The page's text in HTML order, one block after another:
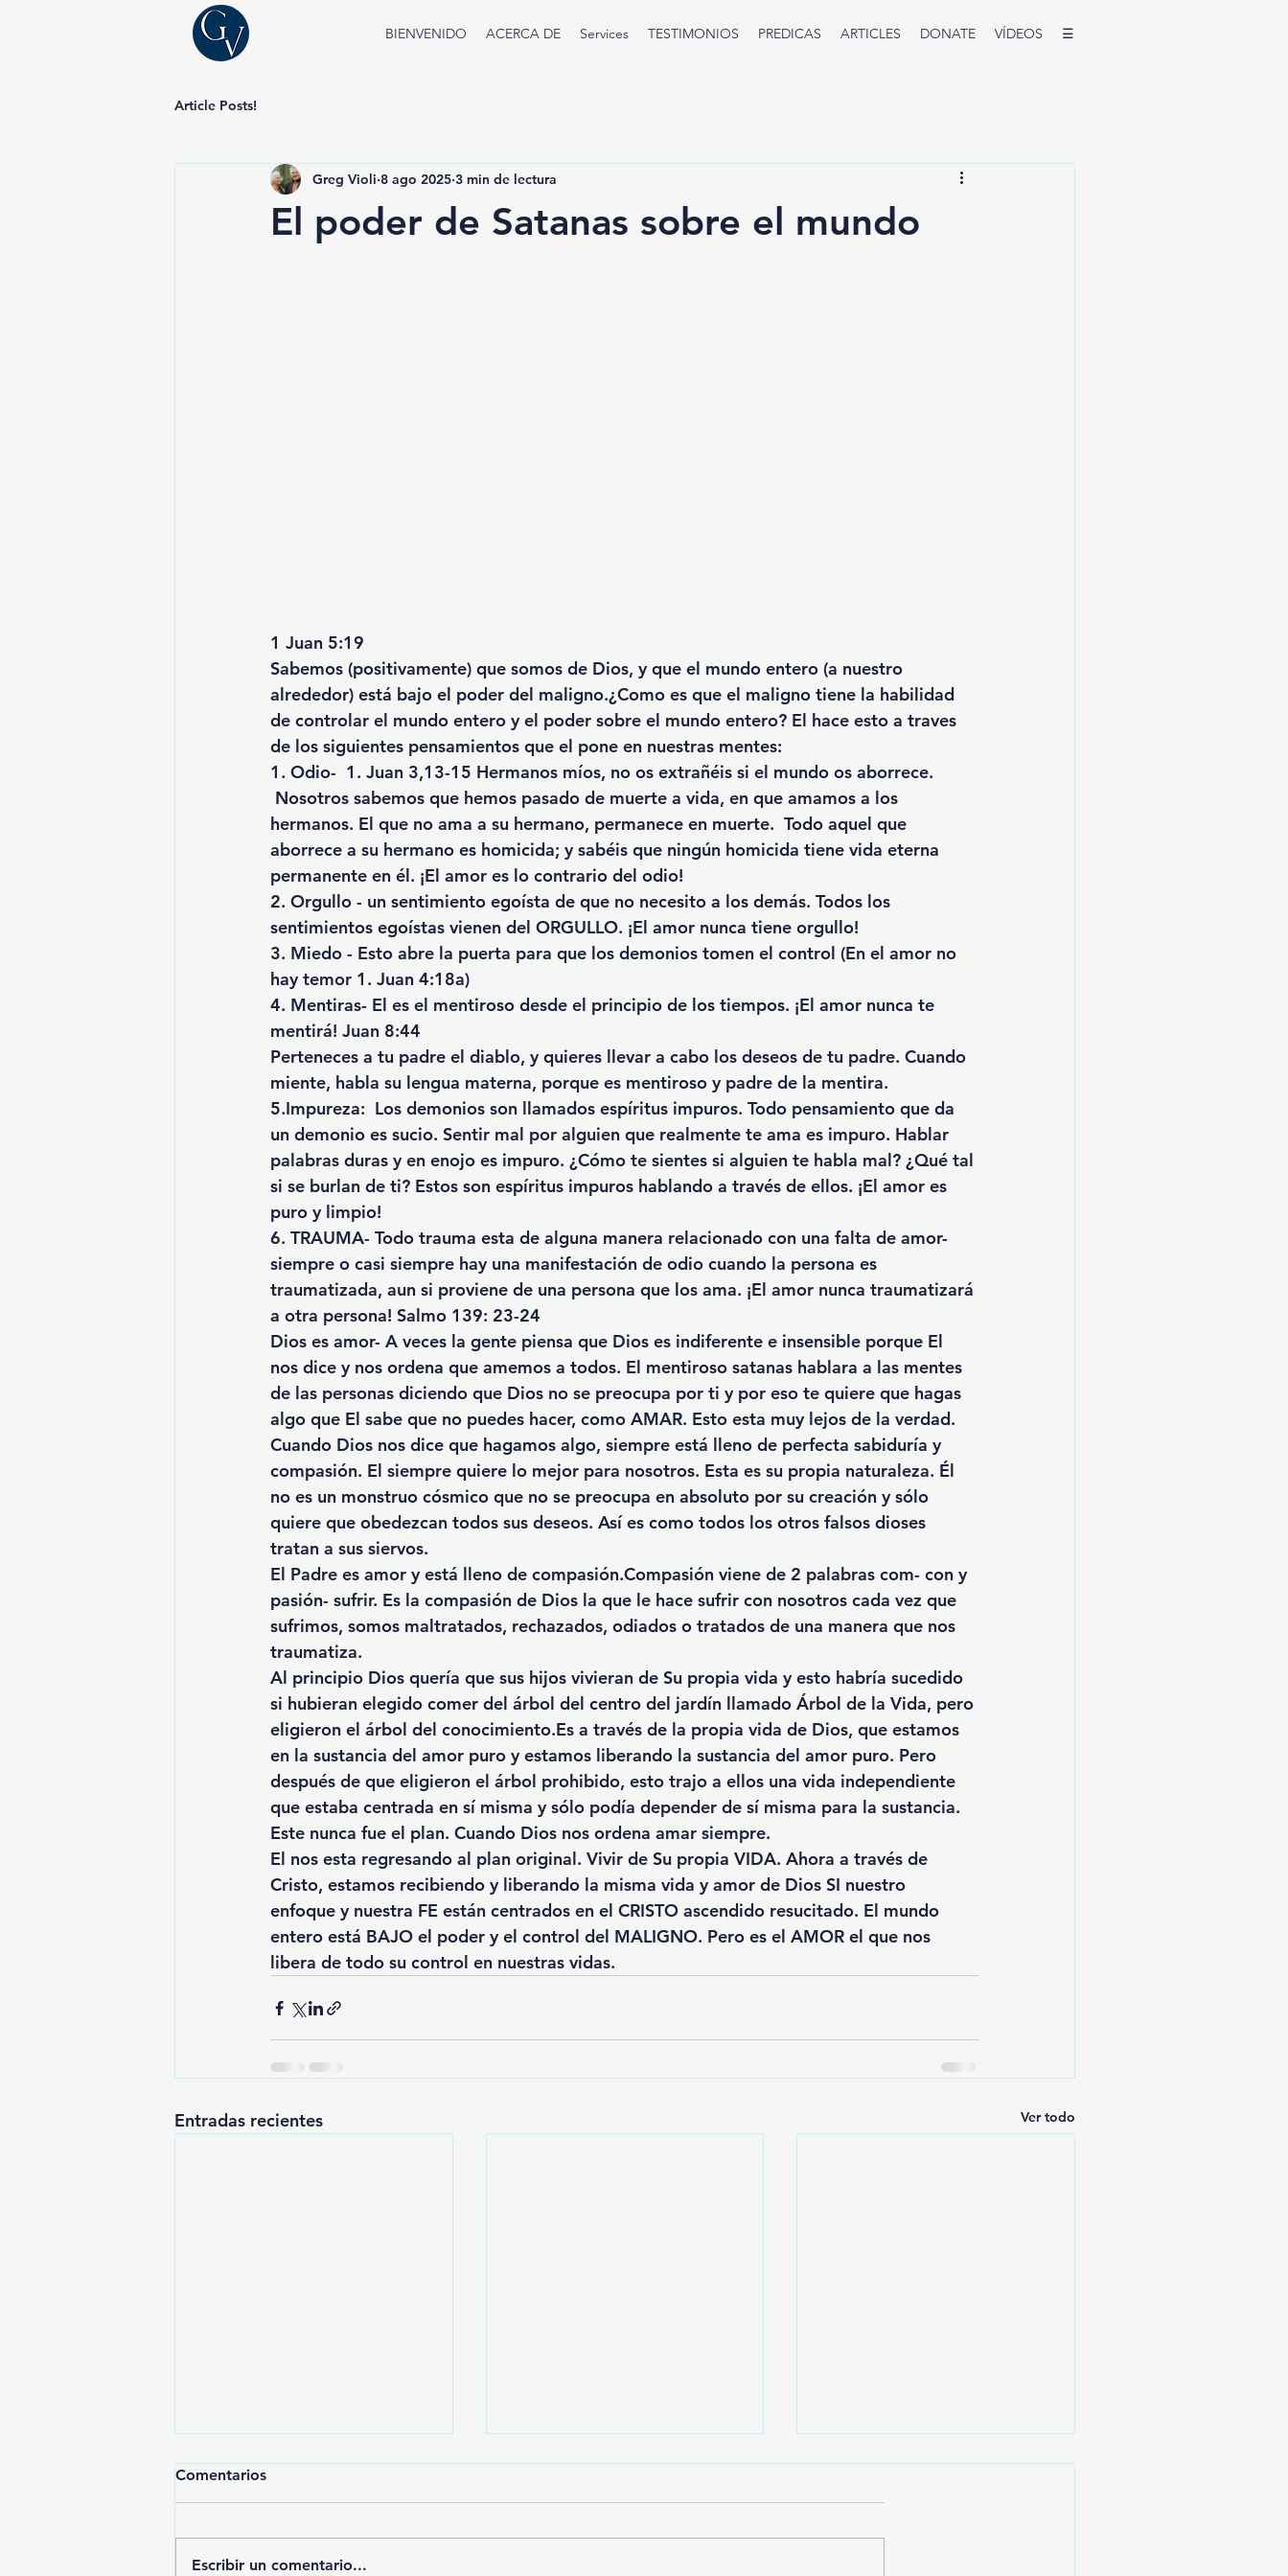
BIENVENIDO ACERCA DE Services TESTIMONIOS PREDICAS ARTICLES DONATE VÍDEOS ☰
Article Posts!
El poder de Satanas sobre el mundo
Greg Violi 8 ago 2025 3 min de lectura
1 Juan 5:19
Sabemos (positivamente) que somos de Dios, y que el mundo entero (a nuestro
alrededor) está bajo el poder del maligno.¿Como es que el maligno tiene la habilidad
de controlar el mundo entero y el poder sobre el mundo entero? El hace esto a traves
de los siguientes pensamientos que el pone en nuestras mentes:
1. Odio- 1. Juan 3,13-15 Hermanos míos, no os extrañéis si el mundo os aborrece.
Nosotros sabemos que hemos pasado de muerte a vida, en que amamos a los
hermanos. El que no ama a su hermano, permanece en muerte.  Todo aquel que
aborrece a su hermano es homicida; y sabéis que ningún homicida tiene vida eterna
permanente en él. ¡El amor es lo contrario del odio!
2. Orgullo - un sentimiento egoísta de que no necesito a los demás. Todos los
sentimientos egoístas vienen del ORGULLO. ¡El amor nunca tiene orgullo!
3. Miedo - Esto abre la puerta para que los demonios tomen el control (En el amor no
hay temor 1. Juan 4:18a)
4. Mentiras- El es el mentiroso desde el principio de los tiempos. ¡El amor nunca te
mentirá! Juan 8:44
Perteneces a tu padre el diablo, y quieres llevar a cabo los deseos de tu padre. Cuando
miente, habla su lengua materna, porque es mentiroso y padre de la mentira.
5.Impureza:  Los demonios son llamados espíritus impuros. Todo pensamiento que da
un demonio es sucio. Sentir mal por alguien que realmente te ama es impuro. Hablar
palabras duras y en enojo es impuro. ¿Cómo te sientes si alguien te habla mal? ¿Qué tal
si se burlan de ti? Estos son espíritus impuros hablando a través de ellos. ¡El amor es
puro y limpio!
6. TRAUMA- Todo trauma esta de alguna manera relacionado con una falta de amor-
siempre o casi siempre hay una manifestación de odio cuando la persona es
traumatizada, aun si proviene de una persona que los ama. ¡El amor nunca traumatizará
a otra persona! Salmo 139: 23-24
Dios es amor- A veces la gente piensa que Dios es indiferente e insensible porque El
nos dice y nos ordena que amemos a todos. El mentiroso satanas hablara a las mentes
de las personas diciendo que Dios no se preocupa por ti y por eso te quiere que hagas
algo que El sabe que no puedes hacer, como AMAR. Esto esta muy lejos de la verdad.
Cuando Dios nos dice que hagamos algo, siempre está lleno de perfecta sabiduría y
compasión. El siempre quiere lo mejor para nosotros. Esta es su propia naturaleza. Él
no es un monstruo cósmico que no se preocupa en absoluto por su creación y sólo
quiere que obedezcan todos sus deseos. Así es como todos los otros falsos dioses
tratan a sus siervos.
El Padre es amor y está lleno de compasión.Compasión viene de 2 palabras com- con y
pasión- sufrir. Es la compasión de Dios la que le hace sufrir con nosotros cada vez que
sufrimos, somos maltratados, rechazados, odiados o tratados de una manera que nos
traumatiza.
Al principio Dios quería que sus hijos vivieran de Su propia vida y esto habría sucedido
si hubieran elegido comer del árbol del centro del jardín llamado Árbol de la Vida, pero
eligieron el árbol del conocimiento.Es a través de la propia vida de Dios, que estamos
en la sustancia del amor puro y estamos liberando la sustancia del amor puro. Pero
después de que eligieron el árbol prohibido, esto trajo a ellos una vida independiente
que estaba centrada en sí misma y sólo podía depender de sí misma para la sustancia.
Este nunca fue el plan. Cuando Dios nos ordena amar siempre.
El nos esta regresando al plan original. Vivir de Su propia VIDA. Ahora a través de
Cristo, estamos recibiendo y liberando la misma vida y amor de Dios SI nuestro
enfoque y nuestra FE están centrados en el CRISTO ascendido resucitado. El mundo
entero está BAJO el poder y el control del MALIGNO. Pero es el AMOR el que nos
libera de todo su control en nuestras vidas.
Entradas recientes Ver todo
Comentarios
Escribir un comentario...